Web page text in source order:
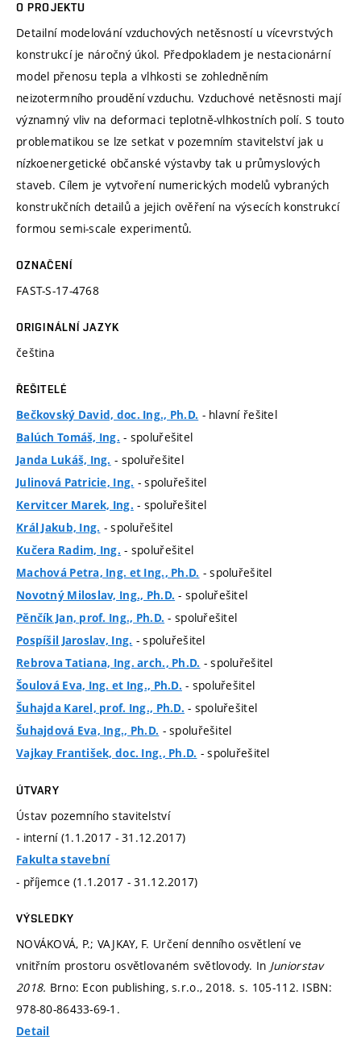
O PROJEKTU
Detailní modelování vzduchových netěsností u vícevrstvých
konstrukcí je náročný úkol. Předpokladem je nestacionární
model přenosu tepla a vlhkosti se zohledněním
neizotermního proudění vzduchu. Vzduchové netěsnosti mají
významný vliv na deformaci teplotně-vlhkostních polí. S touto
problematikou se lze setkat v pozemním stavitelství jak u
nízkoenergetické občanské výstavby tak u průmyslových
staveb. Cílem je vytvoření numerických modelů vybraných
konstrukčních detailů a jejich ověření na výsecích konstrukcí
formou semi-scale experimentů.
OZNAČENÍ
FAST-S-17-4768
ORIGINÁLNÍ JAZYK
čeština
ŘEŠITELÉ
Bečkovský David, doc. Ing., Ph.D. - hlavní řešitel
Balúch Tomáš, Ing. - spoluřešitel
Janda Lukáš, Ing. - spoluřešitel
Julinová Patricie, Ing. - spoluřešitel
Kervitcer Marek, Ing. - spoluřešitel
Král Jakub, Ing. - spoluřešitel
Kučera Radim, Ing. - spoluřešitel
Machová Petra, Ing. et Ing., Ph.D. - spoluřešitel
Novotný Miloslav, Ing., Ph.D. - spoluřešitel
Pěnčík Jan, prof. Ing., Ph.D. - spoluřešitel
Pospíšil Jaroslav, Ing. - spoluřešitel
Rebrova Tatiana, Ing. arch., Ph.D. - spoluřešitel
Šoulová Eva, Ing. et Ing., Ph.D. - spoluřešitel
Šuhajda Karel, prof. Ing., Ph.D. - spoluřešitel
Šuhajdová Eva, Ing., Ph.D. - spoluřešitel
Vajkay František, doc. Ing., Ph.D. - spoluřešitel
ÚTVARY
Ústav pozemního stavitelství
- interní (1.1.2017 - 31.12.2017)
Fakulta stavební
- příjemce (1.1.2017 - 31.12.2017)
VÝSLEDKY
NOVÁKOVÁ, P.; VAJKAY, F. Určení denního osvětlení ve
vnitřním prostoru osvětlovaném světlovody. In Juniorstav
2018. Brno: Econ publishing, s.r.o., 2018.s. 105-112. ISBN:
978-80-86433-69-1.
Detail